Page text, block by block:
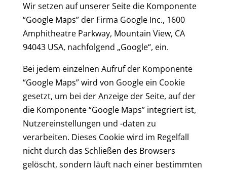
Wir setzen auf unserer Seite die Komponente
“Google Maps” der Firma Google Inc., 1600
Amphitheatre Parkway, Mountain View, CA
94043 USA, nachfolgend „Google“, ein.
Bei jedem einzelnen Aufruf der Komponente
“Google Maps” wird von Google ein Cookie
gesetzt, um bei der Anzeige der Seite, auf der
die Komponente “Google Maps” integriert ist,
Nutzereinstellungen und -daten zu
verarbeiten. Dieses Cookie wird im Regelfall
nicht durch das Schließen des Browsers
gelöscht, sondern läuft nach einer bestimmten